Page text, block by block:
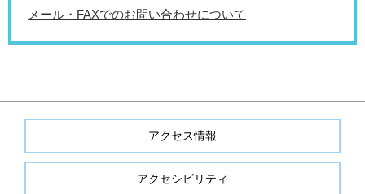
メール・FAXでのお問い合わせについて
アクセス情報
アクセシビリティ